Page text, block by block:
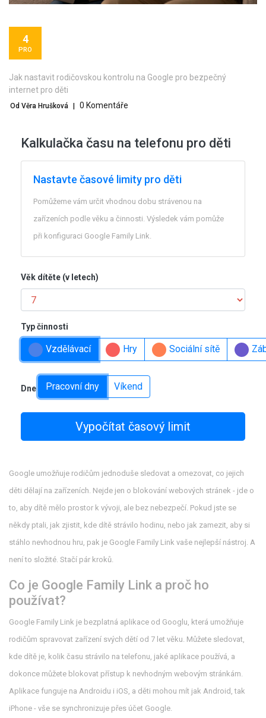
4
PRO
Jak nastavit rodičovskou kontrolu na Google pro bezpečný
internet pro děti
Od Věra Hrušková 0 Komentáře
Kalkulačka času na telefonu pro děti
Nastavte časové limity pro děti
Pomůžeme vám určit vhodnou dobu strávenou na
zařízeních podle věku a činnosti. Výsledek vám pomůže
při konfiguraci Google Family Link.
Věk dítěte (v letech)
Typ činnosti
Vzdělávací Hry Sociální sítě
Dne Pracovní dny Víkend
Vypočítat časový limit
Google umožňuje rodičům jednoduše sledovat a omezovat, co jejich
děti dělají na zařízeních. Nejde jen o blokování webových stránek - jde o
to, aby dítě mělo prostor k vývoji, ale bez nebezpečí. Pokud jste se
někdy ptali, jak zjistit, kde dítě strávilo hodinu, nebo jak zamezit, aby si
stáhlo nevhodnou hru, pak je Google Family Link vaše nejlepší nástroj. A
není to složité. Stačí pár kroků.
Co je Google Family Link a proč ho
používat?
Google Family Link je bezplatná aplikace od Googlu, která umožňuje
rodičům spravovat zařízení svých dětí od 7 let věku. Můžete sledovat,
kde dítě je, kolik času strávilo na telefonu, jaké aplikace používá, a
dokonce můžete blokovat přístup k nevhodným webovým stránkám.
Aplikace funguje na Androidu i iOS, a děti mohou mít jak Android, tak
iPhone - vše se synchronizuje přes účet Google.